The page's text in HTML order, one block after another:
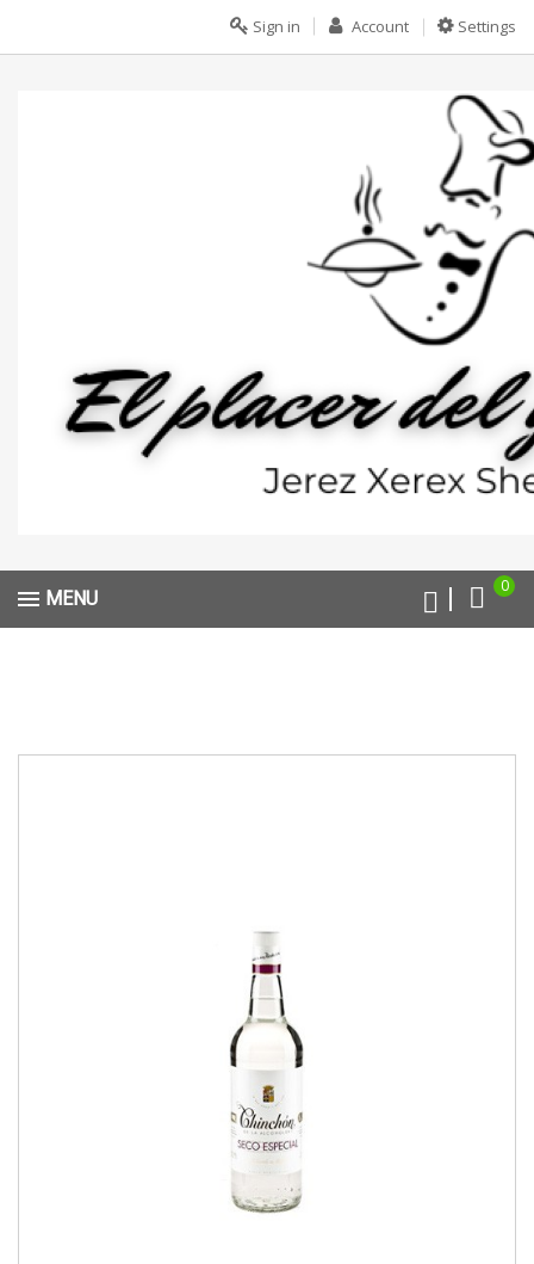
Settings
Account
Sign in
0
MENU